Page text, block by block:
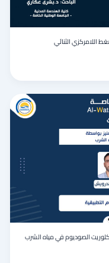
اللامركزي الثنائي
الصوديوم في مياه الشرب